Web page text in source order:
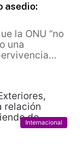
asedio:
la ONU “no
una
Internacional